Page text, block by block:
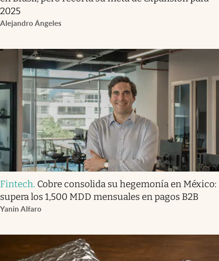
2025
Alejandro Ángeles
Fintech. Cobre consolida su hegemonía en México:
supera los 1,500 MDD mensuales en pagos B2B
Yanin Alfaro